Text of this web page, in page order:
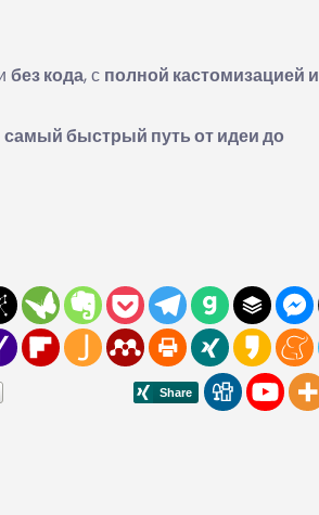
без кода, с полной кастомизацией и
самый быстрый путь от идеи до